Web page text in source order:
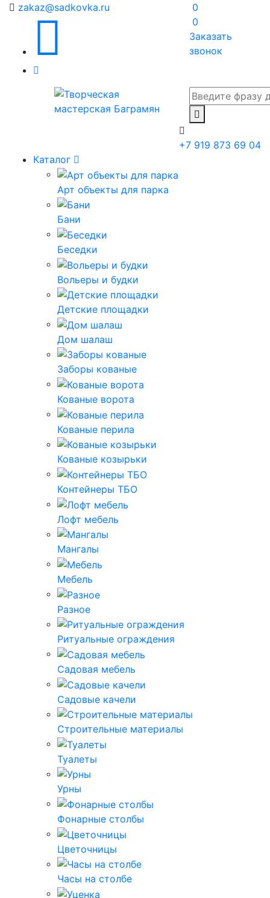
zakaz@sadkovka.ru
0
0
Заказать
звонок
+7 919 873 69 04
Каталог
Арт объекты для парка
Бани
Беседки
Вольеры и будки
Детские площадки
Дом шалаш
Заборы кованые
Кованые ворота
Кованые перила
Кованые козырьки
Контейнеры ТБО
Лофт мебель
Мангалы
Мебель
Разное
Ритуальные ограждения
Садовая мебель
Садовые качели
Строительные материалы
Туалеты
Урны
Фонарные столбы
Цветочницы
Часы на столбе